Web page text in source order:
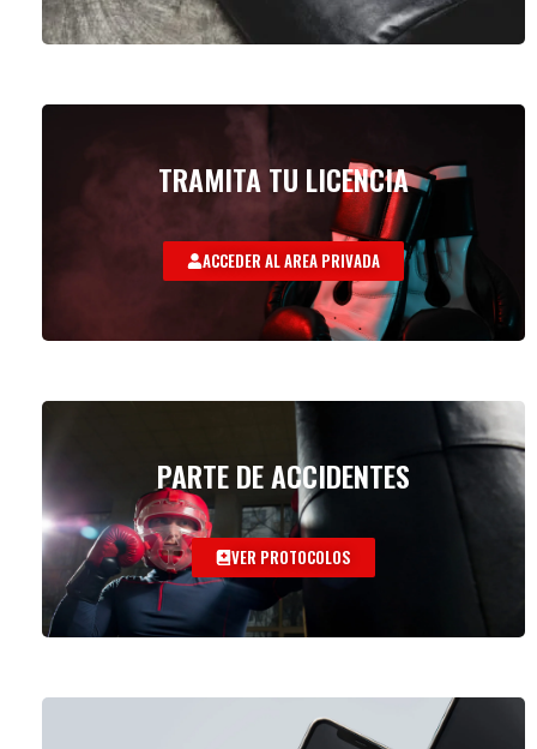
TRAMITA TU LICENCIA
ACCEDER AL AREA PRIVADA
PARTE DE ACCIDENTES
VER PROTOCOLOS